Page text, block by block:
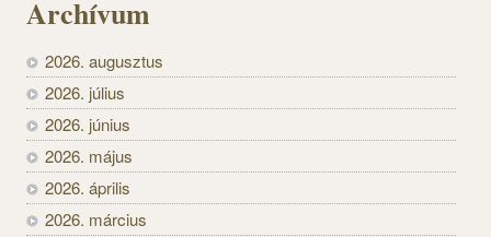
Archívum
2026. augusztus
2026. július
2026. június
2026. május
2026. április
2026. március